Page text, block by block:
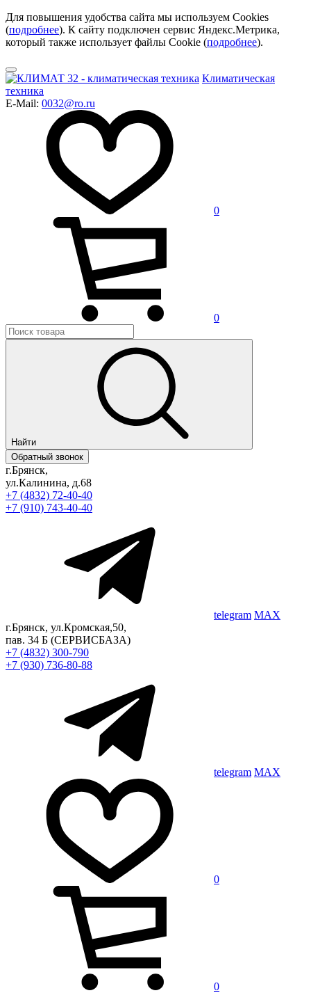
Для повышения удобства сайта мы используем Cookies
(подробнее). К сайту подключен сервис Яндекс.Метрика,
который также использует файлы Cookie (подробнее).
Климатическая
техника
E-Mail: 0032@ro.ru
0
0
Найти
Обратный звонок
г.Брянск,
ул.Калинина, д.68
+7 (4832) 72-40-40
+7 (910) 743-40-40
telegram MAX
г.Брянск, ул.Кромская,50,
пав. 34 Б (СЕРВИСБАЗА)
+7 (4832) 300-790
+7 (930) 736-80-88
telegram MAX
0
0